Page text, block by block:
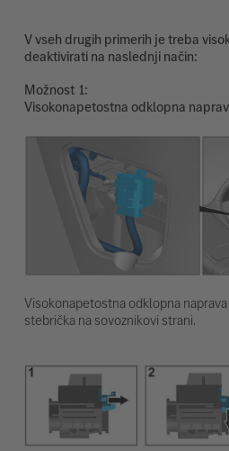
V vseh drugih primerih je treba
deaktivirati na naslednji način:
Možnost
Visokonapetostna odklopna
Visokonapetostna odklopna
stebrička na sovoznikovi strani.